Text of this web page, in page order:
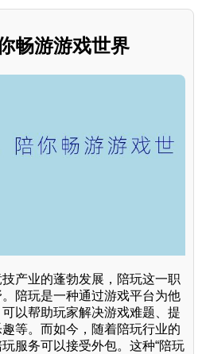
畅游游戏世界
产业的蓬勃发展，陪玩这一职
陪玩是一种通过游戏平台为他
以帮助玩家解决游戏难题、提
等。而如今，随着陪玩行业的
服务可以接受外包。这种“陪玩